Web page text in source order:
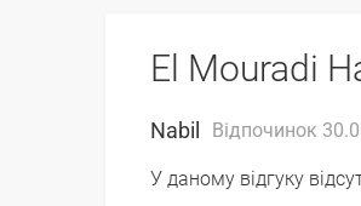
El Mouradi
Nabil Відпочинок
У даному відгуку